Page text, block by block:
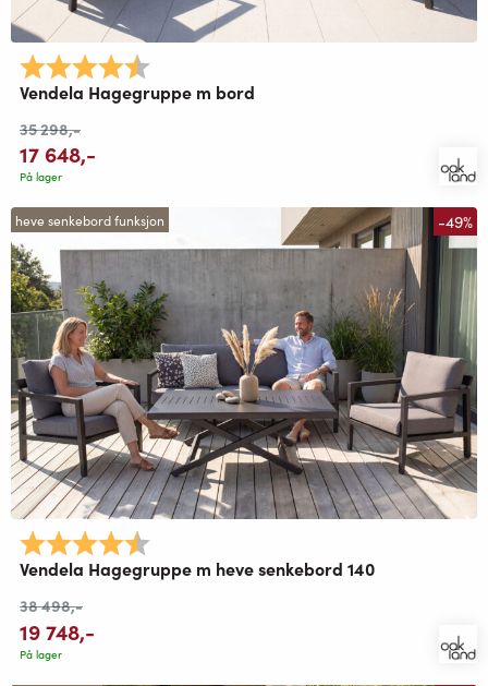
Karakter:
Vendela Hagegruppe m bord
35 298,-
17 648,-
På lager
heve senkebord funksjon -49%
Karakter:
Vendela Hagegruppe m heve senkebord 140
38 498,-
19 748,-
På lager